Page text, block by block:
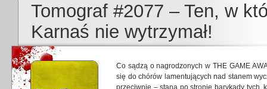
Tomograf #2077 – Ten, w
Karnaś nie wytrzymał!
Co sądzą o nagrodzonych w THE GAME
się do chórów lamentujących nad stanem
przeciwnie – staną po stronie barykady tych,